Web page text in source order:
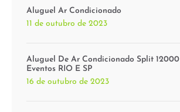
Aluguel Ar Condicionado
11 de outubro de 2023
Aluguel De Ar Condicionado Split 12000
Eventos RIO E SP
16 de outubro de 2023